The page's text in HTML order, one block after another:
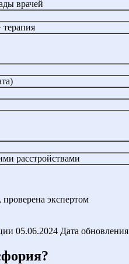
врачей
расстройствами
экспертом
05.06.2024 Дата обновления